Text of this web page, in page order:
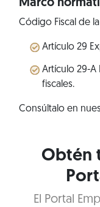
Marco
Código Fiscal de
Artículo 29
Artículo 29-
fiscales.
Consúltalo en
Obtén
El Portal